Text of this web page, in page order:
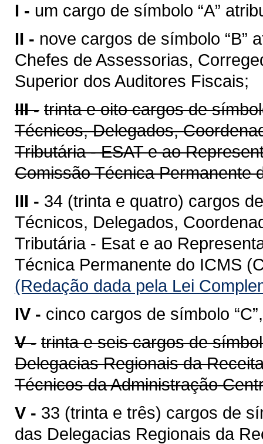
I - um cargo de símbolo “A”
II - nove cargos de símbolo “B”
Chefes de Assessorias,
Superior dos Auditores Fiscais;
III - trinta e oito cargos de
Técnicos, Delegados,
Tributária - ESAT e ao
Comissão Técnica Permanente
III - 34 (trinta e quatro) cargos
Técnicos, Delegados,
Tributária - Esat e ao
Técnica Permanente do ICMS
(Redação dada pela Lei
IV - cinco cargos de símbolo
V - trinta e seis cargos de
Delegacias Regionais da
Técnicos da Administração
V - 33 (trinta e três) cargos de
das Delegacias Regionais da